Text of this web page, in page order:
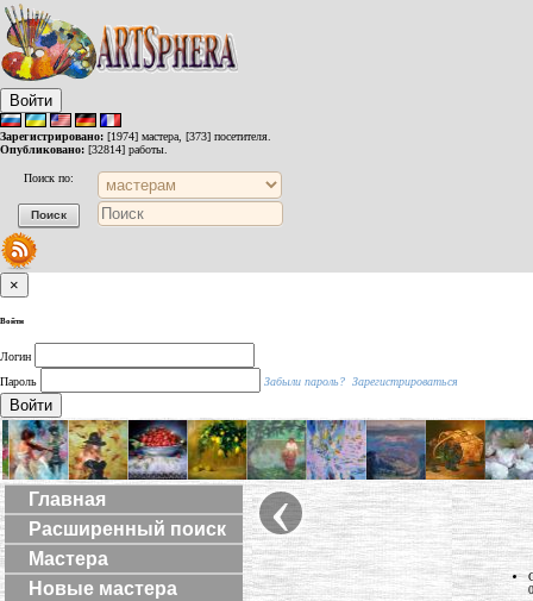
Войти
Зарегистрировано: [1974] мастера, [373] посетителя.
Опубликовано: [32814] работы.
Поиск по:
×
Войти
Логин
Пароль
Забыли пароль? Зарегистрироваться
Войти
Главная
Расширенный поиск
Мастера
Новые мастера
‹